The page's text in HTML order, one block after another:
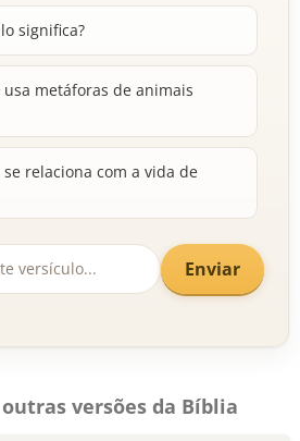
significa?
metáforas de animais
se relaciona com a vida de
Enviar
versões da Bíblia